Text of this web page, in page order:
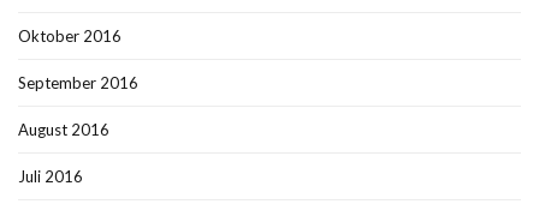
Oktober 2016
September 2016
August 2016
Juli 2016